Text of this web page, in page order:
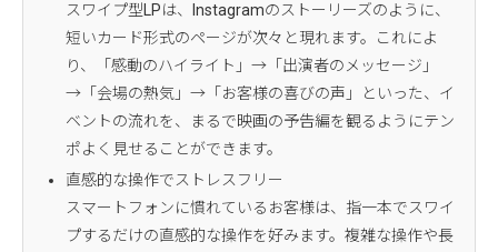
スワイプ型LPは、Instagramのストーリーズのように、
短いカード形式のページが次々と現れます。これによ
り、「感動のハイライト」→「出演者のメッセージ」
→「会場の熱気」→「お客様の喜びの声」といった、イ
ベントの流れを、まるで映画の予告編を観るようにテン
ポよく見せることができます。
直感的な操作でストレスフリー
スマートフォンに慣れているお客様は、指一本でスワイ
プするだけの直感的な操作を好みます。複雑な操作や長